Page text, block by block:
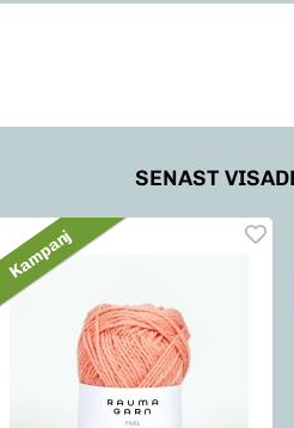
SENAST
Kampanj